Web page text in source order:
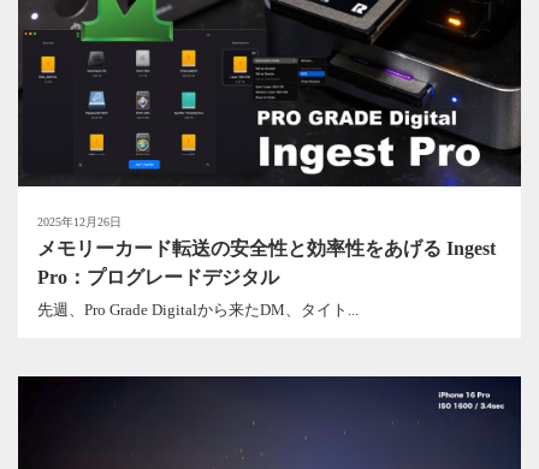
2025年12月26日
メモリーカード転送の安全性と効率性をあげる Ingest
Pro：プログレードデジタル
先週、Pro Grade Digitalから来たDM、タイト...